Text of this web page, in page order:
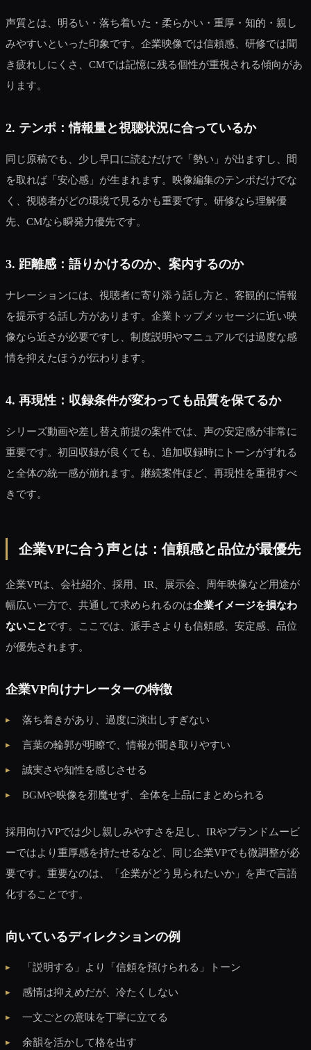
声質とは、明るい・落ち着いた・柔らかい・重厚・知的・親し
みやすいといった印象です。企業映像では信頼感、研修では聞
き疲れしにくさ、CMでは記憶に残る個性が重視される傾向があ
ります。
2. テンポ：情報量と視聴状況に合っているか
同じ原稿でも、少し早口に読むだけで「勢い」が出ますし、間
を取れば「安心感」が生まれます。映像編集のテンポだけでな
く、視聴者がどの環境で見るかも重要です。研修なら理解優
先、CMなら瞬発力優先です。
3. 距離感：語りかけるのか、案内するのか
ナレーションには、視聴者に寄り添う話し方と、客観的に情報
を提示する話し方があります。企業トップメッセージに近い映
像なら近さが必要ですし、制度説明やマニュアルでは過度な感
情を抑えたほうが伝わります。
4. 再現性：収録条件が変わっても品質を保てるか
シリーズ動画や差し替え前提の案件では、声の安定感が非常に
重要です。初回収録が良くても、追加収録時にトーンがずれる
と全体の統一感が崩れます。継続案件ほど、再現性を重視すべ
きです。
企業VPに合う声とは：信頼感と品位が最優先
企業VPは、会社紹介、採用、IR、展示会、周年映像など用途が
幅広い一方で、共通して求められるのは企業イメージを損なわ
ないことです。ここでは、派手さよりも信頼感、安定感、品位
が優先されます。
企業VP向けナレーターの特徴
落ち着きがあり、過度に演出しすぎない
言葉の輪郭が明瞭で、情報が聞き取りやすい
誠実さや知性を感じさせる
BGMや映像を邪魔せず、全体を上品にまとめられる
採用向けVPでは少し親しみやすさを足し、IRやブランドムービ
ーではより重厚感を持たせるなど、同じ企業VPでも微調整が必
要です。重要なのは、「企業がどう見られたいか」を声で言語
化することです。
向いているディレクションの例
「説明する」より「信頼を預けられる」トーン
感情は抑えめだが、冷たくしない
一文ごとの意味を丁寧に立てる
余韻を活かして格を出す